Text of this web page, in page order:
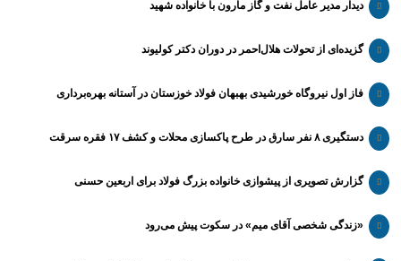
دیدار مدیر عامل نفت و گاز مارون با خانواده شهید
گزیده‌ای از تحولات هلال‌احمر در دوران دکتر کولیوند
فاز اول نیروگاه خورشیدی بهبهان فولاد خوزستان در آستانه بهره‌برداری
دستگیری ۸ نفر سارق در طرح پاکسازی محلات و کشف ۱۷ فقره سرقت
گزارش تصویری از پیشوازی خانواده بزرگ فولاد برای اربعین حسنی
«زندگی شخصی آقای میم» در سکوت پیش می‌رود